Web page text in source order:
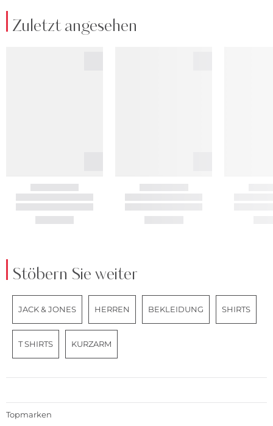
Zuletzt angesehen
Stöbern Sie weiter
JACK & JONES HERREN BEKLEIDUNG SHIRTS
T SHIRTS KURZARM
Topmarken